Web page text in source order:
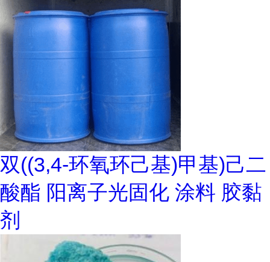
双((3,4-环氧环己基)甲基)己二
酸酯 阳离子光固化 涂料 胶黏
剂